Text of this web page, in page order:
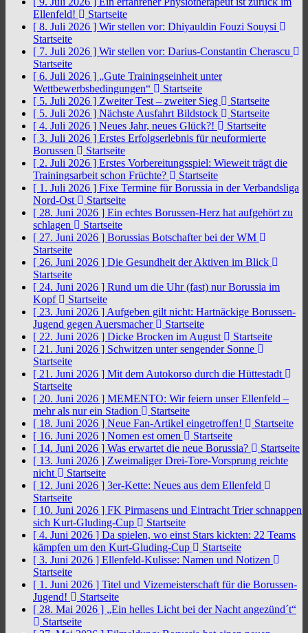
Ellenfeld!
Startseite
[ 8. Juli 2026 ] Wir stellen vor: Dhiyauldin Fouzi Souysi
Startseite
[ 7. Juli 2026 ] Wir stellen vor: Darius-Constantin Cherascu
Startseite
[ 6. Juli 2026 ] „Gute Trainingseinheit unter
Wettbewerbsbedingungen“
Startseite
[ 5. Juli 2026 ] Zweiter Test – zweiter Sieg
Startseite
[ 5. Juli 2026 ] Nächste Ausfahrt Bildstock
Startseite
[ 4. Juli 2026 ] Neues Jahr, neues Glück?!
Startseite
[ 3. Juli 2026 ] Erstes Erfolgserlebnis für neuformierte
Borussen
Startseite
[ 2. Juli 2026 ] Erstes Vorbereitungsspiel: Wieweit trägt die
Trainingsarbeit schon Früchte?
Startseite
[ 1. Juli 2026 ] Fixe Termine für Borussia in der Verbandsliga
Nord-Ost
Startseite
[ 28. Juni 2026 ] Ein echtes Borussen-Herz hat aufgehört zu
schlagen
Startseite
[ 27. Juni 2026 ] Borussias Botschafter bei der WM
Startseite
[ 26. Juni 2026 ] Die Gesundheit der Aktiven im Blick
Startseite
[ 24. Juni 2026 ] Rund um die Uhr (fast) nur Borussia im
Kopf
Startseite
[ 23. Juni 2026 ] Aufgeben gilt nicht: Hartnäckige Borussen-
Jugend gegen Auersmacher
Startseite
[ 22. Juni 2026 ] Dicke Brocken im August
Startseite
[ 21. Juni 2026 ] Schwitzen unter sengender Sonne
Startseite
[ 21. Juni 2026 ] Mit dem Autokorso durch die Hüttestadt
Startseite
[ 20. Juni 2026 ] MEMENTO: Wir feiern unser Ellenfeld –
mehr als nur ein Stadion
Startseite
[ 18. Juni 2026 ] Neue Fan-Artikel eingetroffen!
Startseite
[ 16. Juni 2026 ] Nomen est omen
Startseite
[ 14. Juni 2026 ] Was erwartet die neue Borussia?
Startseite
[ 13. Juni 2026 ] Zweimaliger Drei-Tore-Vorsprung reichte
nicht
Startseite
[ 12. Juni 2026 ] 3er-Kette: Neues aus dem Ellenfeld
Startseite
[ 10. Juni 2026 ] FK Pirmasens und Eintracht Trier schnappen
sich Kurt-Gluding-Cup
Startseite
[ 4. Juni 2026 ] Da spielen, wo einst Stars kickten: 22 Teams
kämpfen um den Kurt-Gluding-Cup
Startseite
[ 3. Juni 2026 ] Ellenfeld-Kulisse: Namen und Notizen
Startseite
[ 1. Juni 2026 ] Titel und Vizemeisterschaft für die Borussen-
Jugend!
Startseite
[ 28. Mai 2026 ] „Ein helles Licht bei der Nacht angezünd´t“
Startseite